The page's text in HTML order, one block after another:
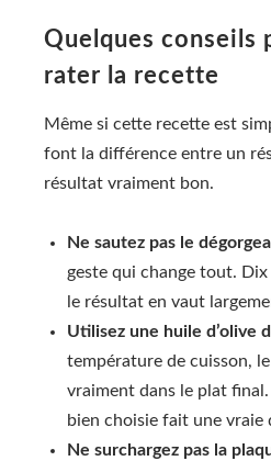
Quelques conseils
rater la recette
Même si cette recette est
font la différence entre un
résultat vraiment bon.
Ne sautez pas le
geste qui change tout.
le résultat en vaut
Utilisez une huile d’olive
température de cuisson,
vraiment dans le plat
bien choisie fait une vraie
Ne surchargez pas la